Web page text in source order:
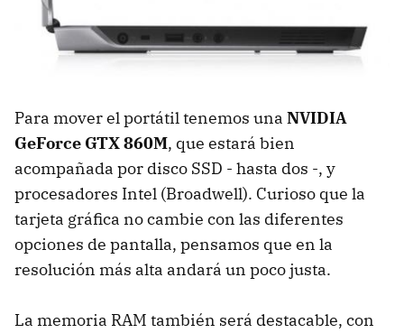
Para mover el portátil tenemos una NVIDIA
GeForce GTX 860M, que estará bien
acompañada por disco SSD - hasta dos -, y
procesadores Intel (Broadwell). Curioso que la
tarjeta gráfica no cambie con las diferentes
opciones de pantalla, pensamos que en la
resolución más alta andará un poco justa.
La memoria RAM también será destacable, con